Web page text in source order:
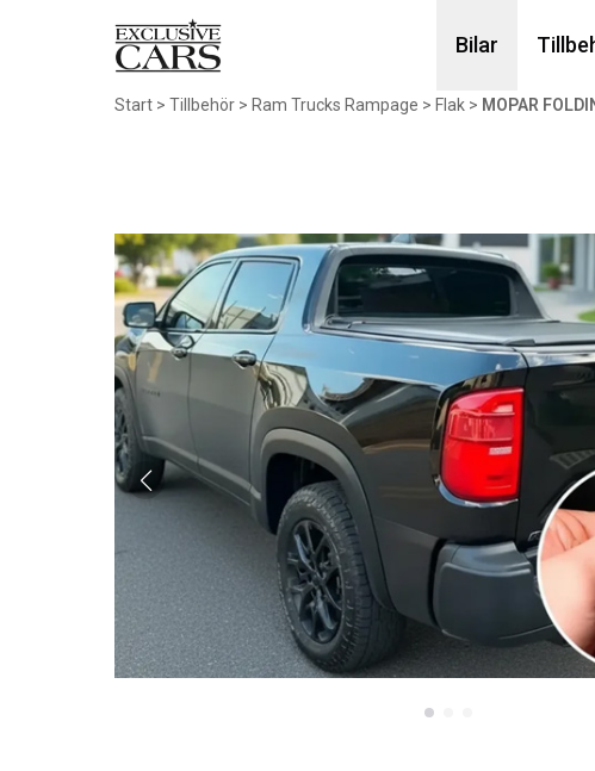
Bilar
Start > Tillbehör > Ram Trucks Rampage > Flak > MOPAR